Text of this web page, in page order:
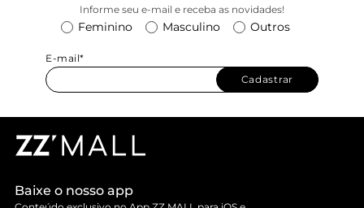
Informe seu e-mail e receba as novidades!
Feminino Masculino Outros
E-mail*
Cadastrar
Baixe o nosso app